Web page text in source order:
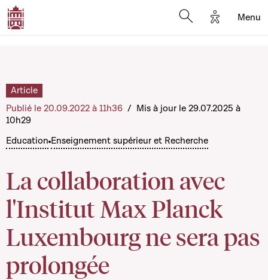
Options
Menu
Education Enseignement supérieur et Recherche
La collaboration avec
l'Institut Max Planck
Luxembourg ne sera pas
prolongée
Article
Publié le 20.09.2022 à 11h36 / Mis à jour le 29.07.2025 à
10h29